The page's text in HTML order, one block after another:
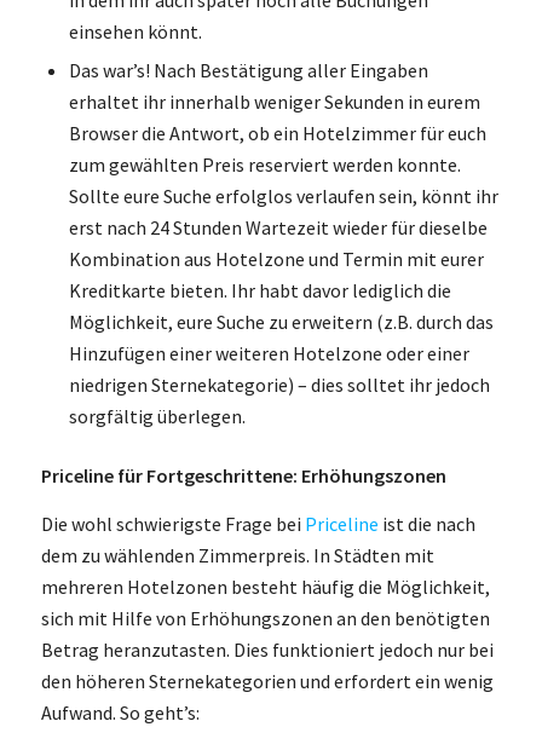
einsehen könnt.
Das war’s! Nach Bestätigung aller Eingaben
erhaltet ihr innerhalb weniger Sekunden in eurem
Browser die Antwort, ob ein Hotelzimmer für euch
zum gewählten Preis reserviert werden konnte.
Sollte eure Suche erfolglos verlaufen sein, könnt ihr
erst nach 24 Stunden Wartezeit wieder für dieselbe
Kombination aus Hotelzone und Termin mit eurer
Kreditkarte bieten. Ihr habt davor lediglich die
Möglichkeit, eure Suche zu erweitern (z.B. durch das
Hinzufügen einer weiteren Hotelzone oder einer
niedrigen Sternekategorie) – dies solltet ihr jedoch
sorgfältig überlegen.
Priceline für Fortgeschrittene: Erhöhungszonen
Die wohl schwierigste Frage bei Priceline ist die nach
dem zu wählenden Zimmerpreis. In Städten mit
mehreren Hotelzonen besteht häufig die Möglichkeit,
sich mit Hilfe von Erhöhungszonen an den benötigten
Betrag heranzutasten. Dies funktioniert jedoch nur bei
den höheren Sternekategorien und erfordert ein wenig
Aufwand. So geht’s: